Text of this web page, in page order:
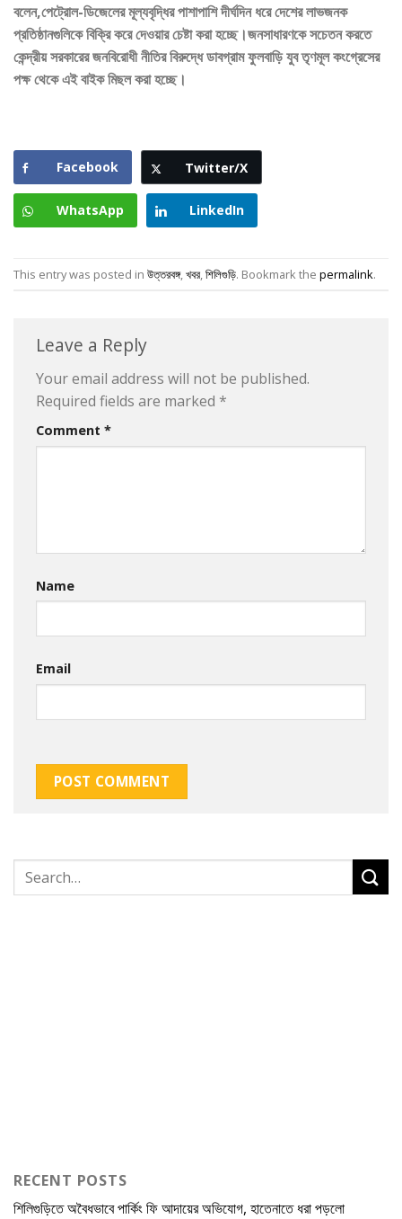
বলেন,পেট্রোল-ডিজেলের মূল্যবৃদ্ধির পাশাপাশি দীর্ঘদিন ধরে দেশের লাভজনক
প্রতিষ্ঠানগুলিকে বিক্রি করে দেওয়ার চেষ্টা করা হচ্ছে।জনসাধারণকে সচেতন করতে
কেন্দ্রীয় সরকারের জনবিরোধী নীতির বিরুদ্ধে ডাবগ্রাম ফুলবাড়ি যুব তৃণমূল কংগ্রেসের
পক্ষ থেকে এই বাইক মিছল করা হচ্ছে।
Facebook Twitter/X
WhatsApp LinkedIn
This entry was posted in উত্তরবঙ্গ, খবর শিলিগুড়ি. Bookmark the permalink.
Leave a Reply
Your email address will not be published.
Required fields are marked *
Comment *
Name
Email
RECENT POSTS
শিলিগুড়িতে অবৈধভাবে পার্কিং ফি আদায়ের অভিযোগ, হাতেনাতে ধরা পড়লো